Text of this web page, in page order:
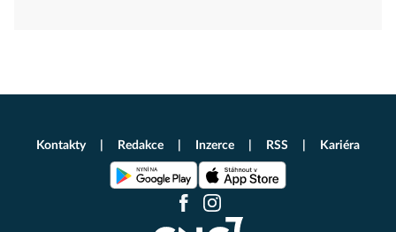
Kontakty Redakce Inzerce RSS Kariéra